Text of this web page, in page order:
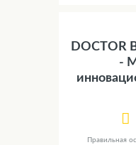
DOCTOR
-
Правильная